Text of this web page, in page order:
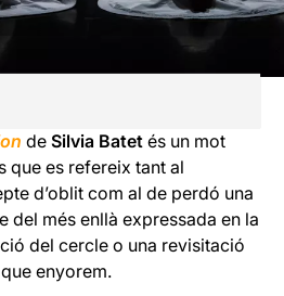
deSilvia Batet és un mot
que es refereix tant al
d’oblit com al de perdó una
del més enllà expressada en la
del cercle o una revisitació
que enyorem.